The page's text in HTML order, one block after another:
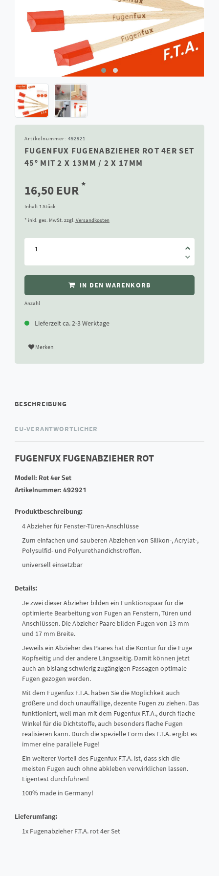
Artikelnummer: 492921
FUGENFUX FUGENABZIEHER ROT 4ER SET
45° MIT 2 X 13MM / 2 X 17MM
16,50 EUR *
Inhalt 1 Stück
* inkl. ges. MwSt. zzgl. Versandkosten
IN DEN WARENKORB
Anzahl
Lieferzeit ca. 2-3 Werktage
Merken
BESCHREIBUNG
EU-VERANTWORTLICHER
FUGENFUX FUGENABZIEHER ROT
Modell: Rot 4er Set
Artikelnummer: 492921
Produktbeschreibung:
4 Abzieher für Fenster-Türen-Anschlüsse
Zum einfachen und sauberen Abziehen von Silikon-, Acrylat-,
Polysulfid- und Polyurethandichstroffen.
universell einsetzbar
Details:
Je zwei dieser Abzieher bilden ein Funktionspaar für die
optimierte Bearbeitung von Fugen an Fenstern, Türen und
Anschlüssen. Die Abzieher Paare bilden Fugen von 13 mm
und 17 mm Breite.
Jeweils ein Abzieher des Paares hat die Kontur für die Fuge
Kopfseitig und der andere Längsseitig. Damit können jetzt
auch an bislang schwierig zugängigen Passagen optimale
Fugen gezogen werden.
Mit dem Fugenfux F.T.A. haben Sie die Möglichkeit auch
größere und doch unauffällige, dezente Fugen zu ziehen. Das
funktioniert, weil man mit dem Fugenfux F.T.A., durch flache
Winkel für die Dichtstoffe, auch besonders flache Fugen
realisieren kann. Durch die spezielle Form des F.T.A. ergibt es
immer eine parallele Fuge!
Ein weiterer Vorteil des Fugenfux F.T.A. ist, dass sich die
meisten Fugen auch ohne abkleben verwirklichen lassen.
Eigentest durchführen!
100% made in Germany!
Lieferumfang:
1x Fugenabzieher F.T.A. rot 4er Set